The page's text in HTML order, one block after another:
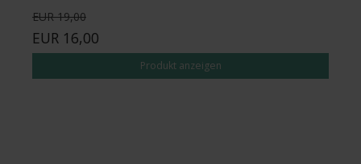
EUR 19,00
EUR 16,00
Produkt anzeigen